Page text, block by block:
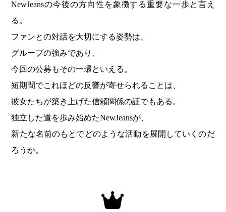
NewJeansの今後の方向性を象徴する重要な一歩と言え
る。
ファンとの対話を大切にする姿勢は、
グループの強みであり、
今回の公募もその一環といえる。
短期間でこれほどの反響が寄せられることは、
彼女たちが築き上げた信頼関係の証でもある。
独立した道を歩み始めたNewJeansが、
新たな名前のもとでどのような活動を展開していくのだ
ろうか。